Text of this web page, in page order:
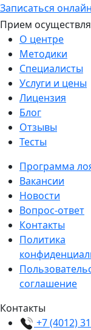
Записаться онлайн
Прием
О центре
Методики
Специалисты
Услуги и цены
Лицензия
Блог
Отзывы
Тесты
Программа
Вакансии
Новости
Вопрос-ответ
Контакты
Политика
соглашение
Контакты
+7 (4012)